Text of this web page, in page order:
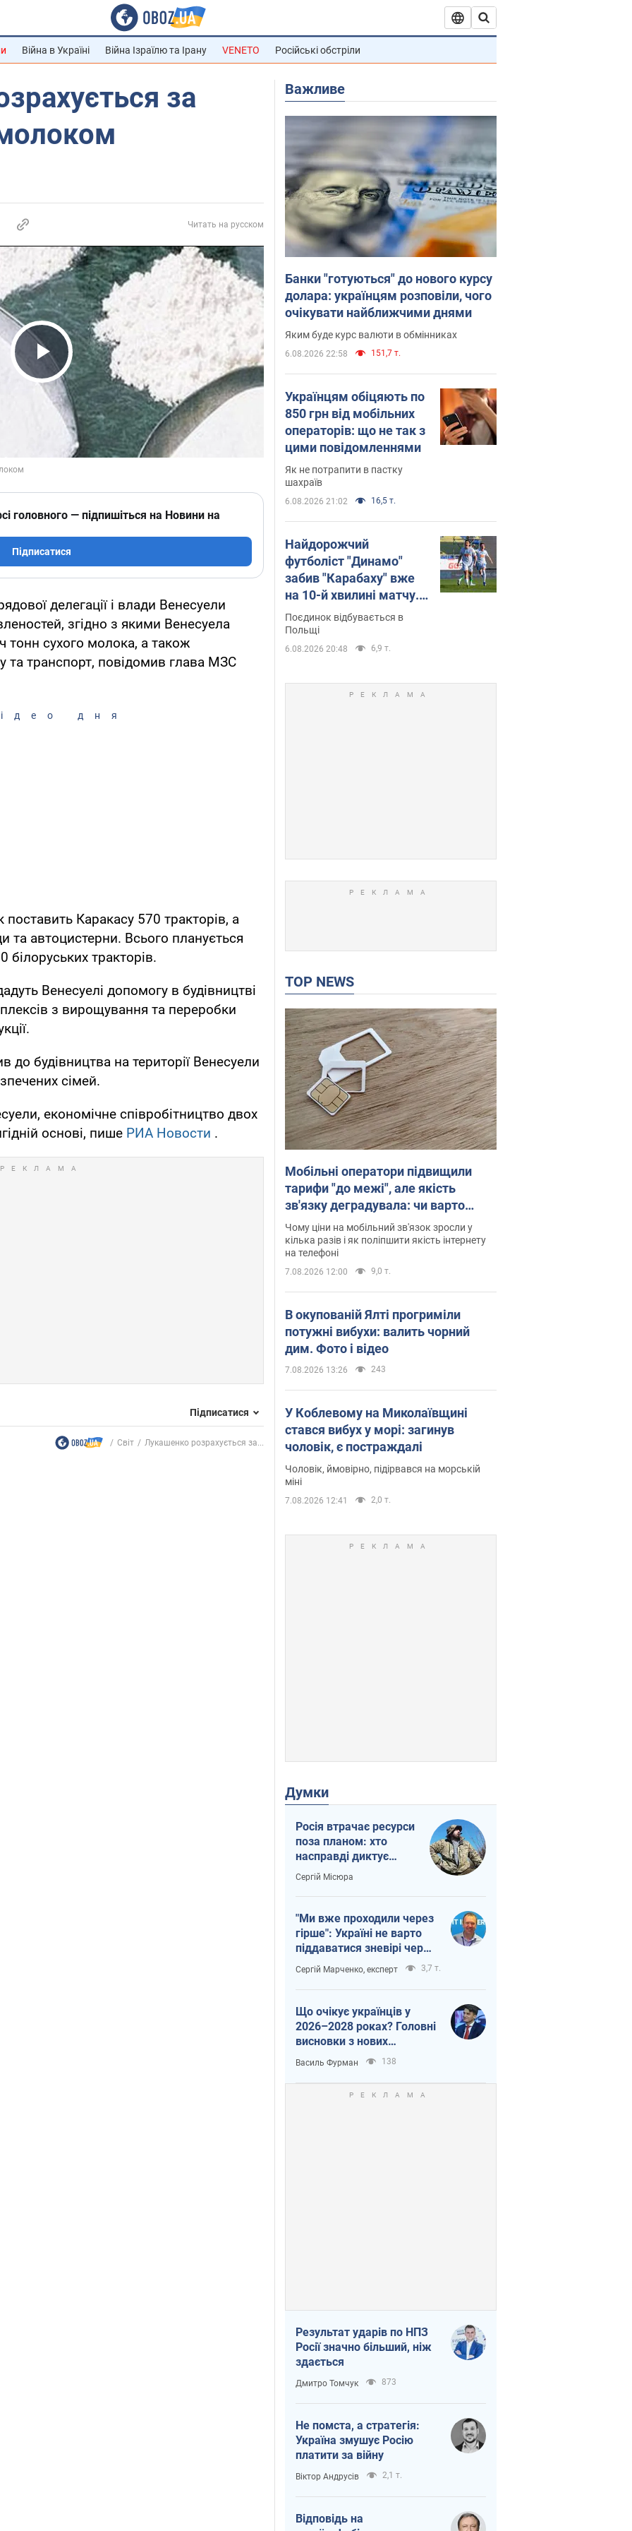
Війна в Україні Війна Ізраїлю та Ірану VENETO Російські обстріли
за
Читать на русском
Play Video
головного — підпишіться на Новини на
Підписатися
делегації і влади Венесуели
згідно з якими Венесуела
тонн сухого молока, а також
та транспорт, повідомив глава МЗС
дня
Каракасу 570 тракторів, а
та автоцистерни. Всього планується
тракторів.
Венесуелі допомогу в будівництві
з вирощування та переробки
до будівництва на території Венесуели
сімей.
економічне співробітництво двох
основі, пише РИА Новости .
Підписатися
Світ Лукашенко розрахується за...
Важливе
Банки "готуються" до нового курсу
долара: українцям розповіли, чого
очікувати найближчими днями
Яким буде курс валюти в обмінниках
6.08.2026 22:58 151,7 т.
Українцям обіцяють по
850 грн від мобільних
операторів: що не так з
цими повідомленнями
Як не потрапити в пастку
шахраїв
6.08.2026 21:02 16,5 т.
Найдорожчий
футболіст "Динамо"
забив "Карабаху" вже
на 10-й хвилині матчу.
Відео
Поєдинок відбувається в
Польщі
6.08.2026 20:48 6,9 т.
TOP NEWS
Мобільні оператори підвищили
тарифи "до межі", але якість
зв'язку деградувала: чи варто
скаржитись на ціни
Чому ціни на мобільний зв'язок зросли у
кілька разів і як поліпшити якість інтернету
на телефоні
7.08.2026 12:00 9,0 т.
В окупованій Ялті прогриміли
потужні вибухи: валить чорний
дим. Фото і відео
7.08.2026 13:26 243
У Коблевому на Миколаївщині
стався вибух у морі: загинув
чоловік, є постраждалі
Чоловік, ймовірно, підірвався на морській
міні
7.08.2026 12:41 2,0 т.
Думки
Росія втрачає ресурси
поза планом: хто
насправді диктує
темп війни
Сергій Місюра
"Ми вже проходили через
гірше": Україні не варто
піддаватися зневірі через
ракетний терор
Сергій Марченко, експерт 3,7 т.
Що очікує українців у
2026–2028 роках? Головні
висновки з нових
прогнозів від НБУ
Василь Фурман 138
Результат ударів по НПЗ
Росії значно більший, ніж
здається
Дмитро Томчук 873
Не помста, а стратегія:
Україна змушує Росію
платити за війну
Віктор Андрусів 2,1 т.
Відповідь на